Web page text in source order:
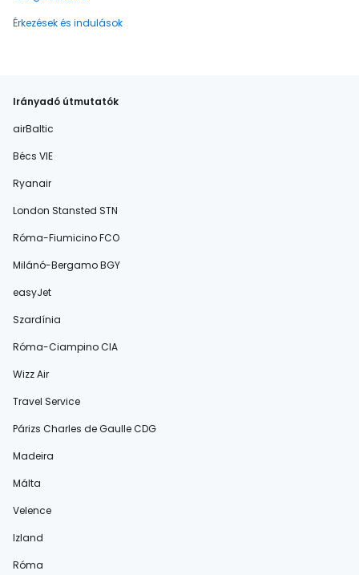
Érkezések és indulások
Irányadó útmutatók
airBaltic
Bécs VIE
Ryanair
London Stansted STN
Róma-Fiumicino FCO
Milánó-Bergamo BGY
easyJet
Szardínia
Róma-Ciampino CIA
Wizz Air
Travel Service
Párizs Charles de Gaulle CDG
Madeira
Málta
Velence
Izland
Róma